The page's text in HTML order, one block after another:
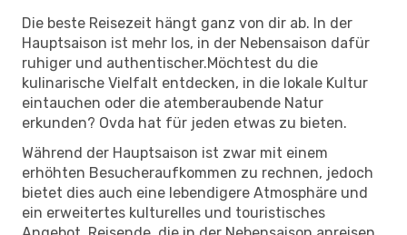
Die beste Reisezeit hängt ganz von dir ab. In der
Hauptsaison ist mehr los, in der Nebensaison dafür
ruhiger und authentischer.Möchtest du die
kulinarische Vielfalt entdecken, in die lokale Kultur
eintauchen oder die atemberaubende Natur
erkunden? Ovda hat für jeden etwas zu bieten.
Während der Hauptsaison ist zwar mit einem
erhöhten Besucheraufkommen zu rechnen, jedoch
bietet dies auch eine lebendigere Atmosphäre und
ein erweitertes kulturelles und touristisches